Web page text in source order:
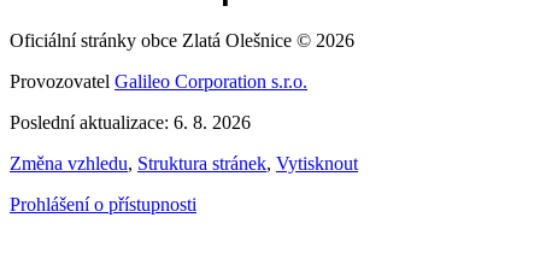
Oficiální stránky obce Zlatá Olešnice © 2026
Provozovatel Galileo Corporation s.r.o.
Poslední aktualizace: 6. 8. 2026
Změna vzhledu, Struktura stránek, Vytisknout
Prohlášení o přístupnosti